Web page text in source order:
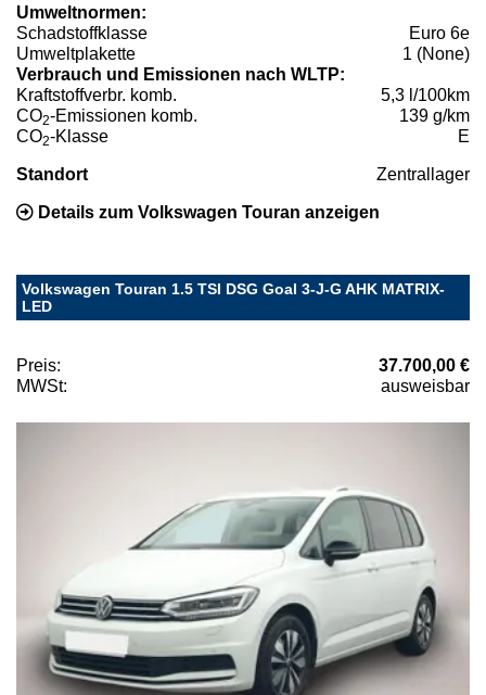
Umweltnormen:
Schadstoffklasse
Euro 6e
Umweltplakette
1 (None)
Verbrauch und Emissionen nach WLTP:
Kraftstoffverbr. komb.
5,3 l/100km
CO2-Emissionen komb.
139 g/km
CO2-Klasse E
Standort Zentrallager
Details zum Volkswagen Touran anzeigen
Volkswagen Touran 1.5 TSI DSG Goal 3-J-G AHK MATRIX-
LED
Preis:
37.700,00 €
MWSt:
ausweisbar